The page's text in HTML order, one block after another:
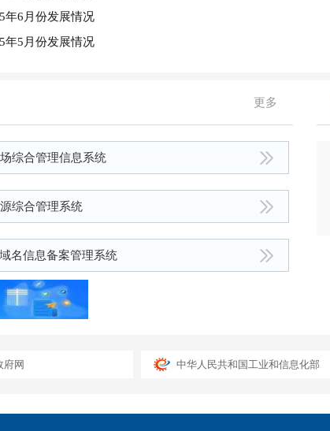
年6月份发展情况
年5月份发展情况
更多
综合管理信息系统
综合管理系统
名信息备案管理系统
府网 中华人民共和国工业和信息化部